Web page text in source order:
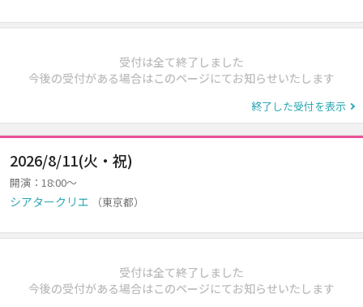
受付は全て終了しました
今後の受付がある場合はこのページにてお知らせいたします
終了した受付を表示
2026/8/11(火・祝)
開演：18:00～
シアタークリエ （東京都）
受付は全て終了しました
今後の受付がある場合はこのページにてお知らせいたします